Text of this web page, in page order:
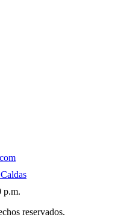
p.m.
reservados.